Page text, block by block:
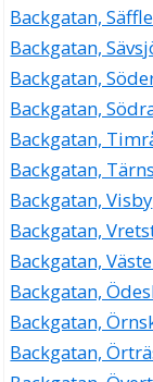
Backgatan, Säffle
Backgatan,
Backgatan,
Backgatan,
Backgatan,
Backgatan,
Backgatan, Visby
Backgatan,
Backgatan,
Backgatan,
Backgatan,
Backgatan,